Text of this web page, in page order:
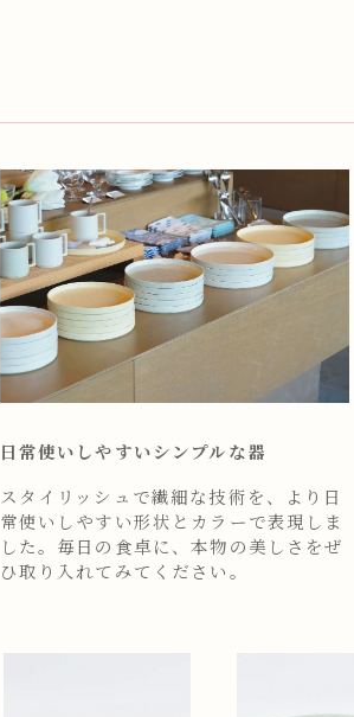
日常使いしやすいシンプルな器
スタイリッシュで繊細な技術を、より日
常使いしやすい形状とカラーで表現しま
した。毎日の食卓に、本物の美しさをぜ
ひ取り入れてみてください。